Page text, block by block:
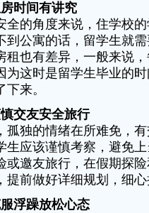
时间有讲究
的角度来说，住学校的
到公寓的话，留学生就
租也有差异，一般来说
为这时是留学生毕业的
来。
交友安全旅行
独的情绪在所难免，有
生应该谨慎考察，避免
或邀友旅行，在假期探
提前做好详细规划，细
浮躁放松心态